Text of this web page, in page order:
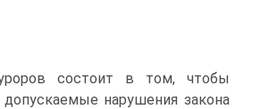
состоит в том, чтобы
нарушения закона